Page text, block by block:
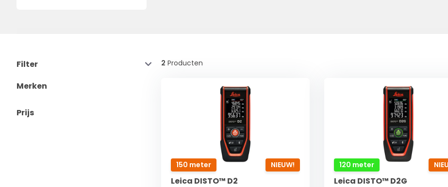
Filter
Merken
Prijs
2 Producten
150 meter NIEUW!
Leica DISTO™ D2
120 meter
Leica DISTO™ D2G